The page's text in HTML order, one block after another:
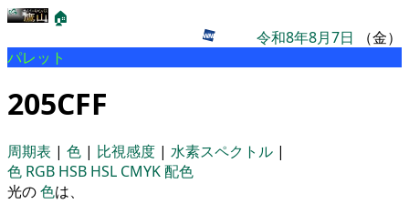
🏠
令和8年8月7日 （金）
パレット
205CFF
周期表 | 色 | 比視感度 | 水素スペクトル |
色 RGB HSB HSL CMYK配色
光の色は、